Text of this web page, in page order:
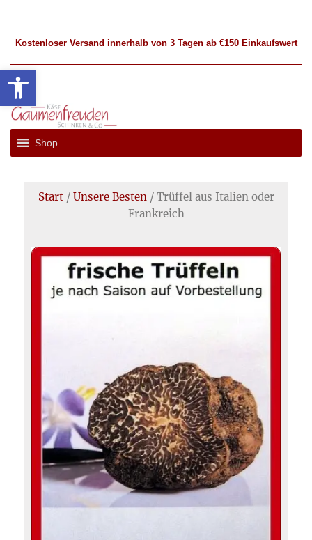
Werkzeugleiste öffnen
Kostenloser Versand innerhalb von 3 Tagen ab €150 Einkaufswert
Gaumenfreuden
Shop
Start/ Unsere Besten/ Trüffel aus Italien oder
Frankreich